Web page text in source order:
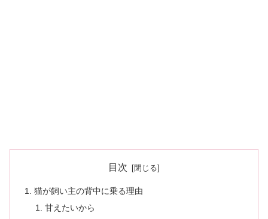
目次
猫が飼い主の背中に乗る理由
甘えたいから